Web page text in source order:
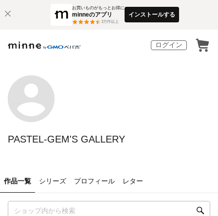
お買いものがもっとお得に
minneのアプリ
3万件以上
インストールする
ログイン
PASTEL-GEM'S GALLERY
作品一覧 シリーズ プロフィール レター